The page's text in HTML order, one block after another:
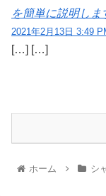
を簡単に説明し
2021年2月13日 3:49
[…] […]
ホーム シ